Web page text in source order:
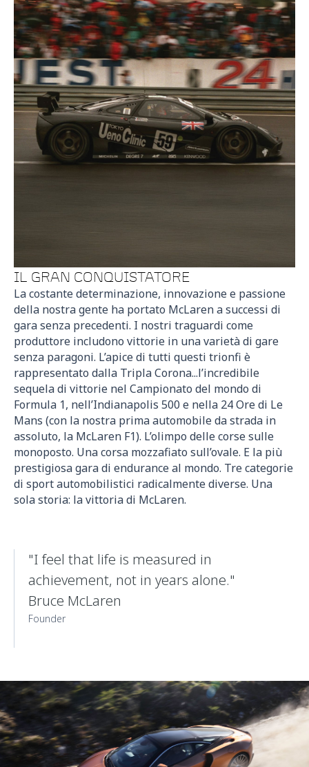
IL GRAN CONQUISTATORE
La costante determinazione, innovazione e passione
della nostra gente ha portato McLaren a successi di
gara senza precedenti. I nostri traguardi come
produttore includono vittorie in una varietà di gare
senza paragoni. L’apice di tutti questi trionfi è
rappresentato dalla Tripla Corona...l’incredibile
sequela di vittorie nel Campionato del mondo di
Formula 1, nell’Indianapolis 500 e nella 24 Ore di Le
Mans (con la nostra prima automobile da strada in
assoluto, la McLaren F1). L’olimpo delle corse sulle
monoposto. Una corsa mozzafiato sull’ovale. E la più
prestigiosa gara di endurance al mondo. Tre categorie
di sport automobilistici radicalmente diverse. Una
sola storia: la vittoria di McLaren.
"I feel that life is measured in
achievement, not in years alone."
Bruce McLaren
Founder